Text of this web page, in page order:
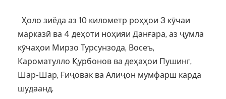
Ҳоло зиёда аз 10 километр роҳҳои 3 кӯчаи
марказӣ ва 4 деҳоти ноҳияи Данғара, аз ҷумла
кӯчаҳои Мирзо Турсунзода, Восеъ,
Кароматулло Қурбонов ва деҳаҳои Пушинг,
Шар-Шар, Ғиҷовак ва Алиҷон мумфарш карда
шудаанд.